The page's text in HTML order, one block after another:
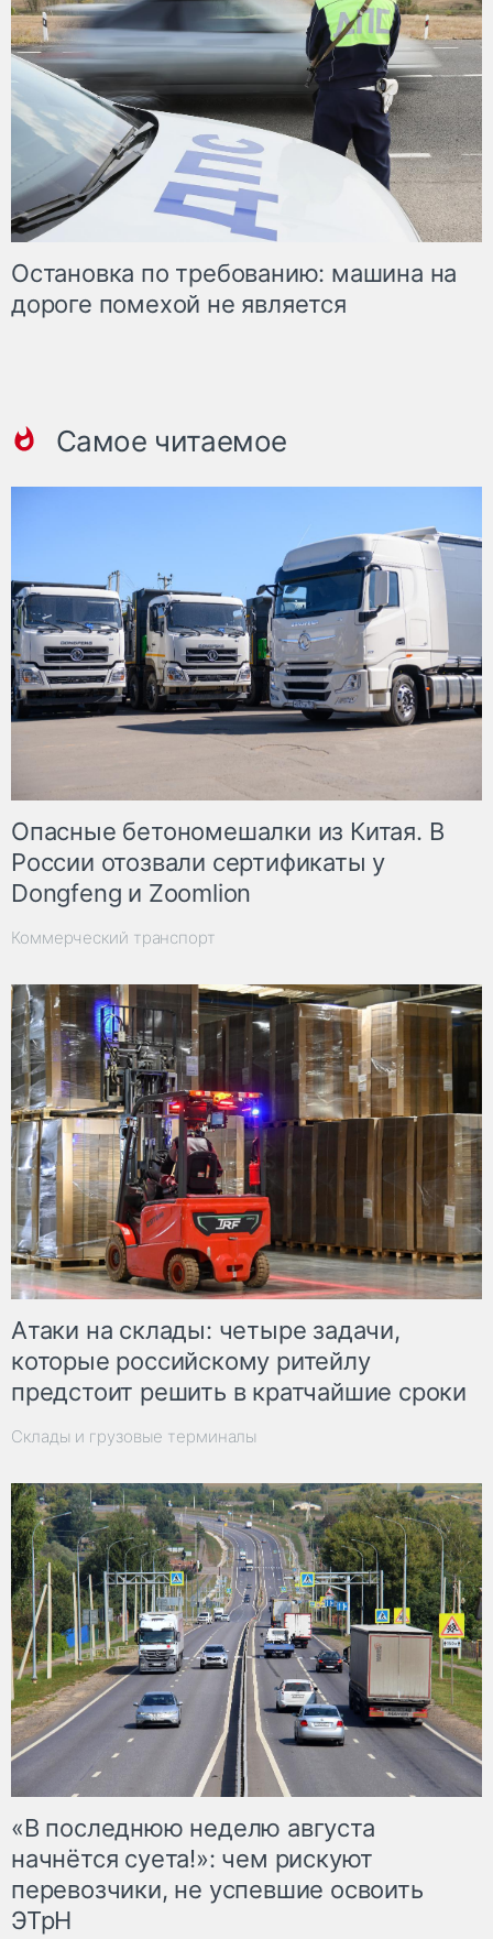
Остановка по требованию: машина на
дороге помехой не является
Самое читаемое
Опасные бетономешалки из Китая. В
России отозвали сертификаты у
Dongfeng и Zoomlion
Коммерческий транспорт
Атаки на склады: четыре задачи,
которые российскому ритейлу
предстоит решить в кратчайшие сроки
Склады и грузовые терминалы
«В последнюю неделю августа
начнётся суета!»: чем рискуют
перевозчики, не успевшие освоить
ЭТрН